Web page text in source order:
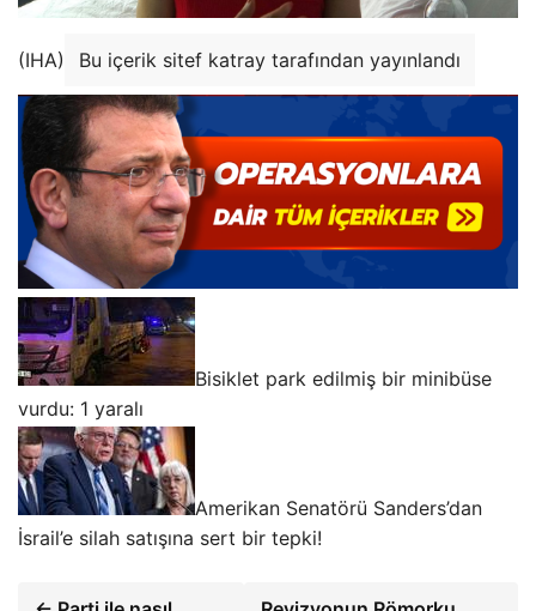
(IHA) Bu içerik sitef katray tarafından yayınlandı
Bisiklet park edilmiş bir minibüse
vurdu: 1 yaralı
Amerikan Senatörü Sanders’dan
İsrail’e silah satışına sert bir tepki!